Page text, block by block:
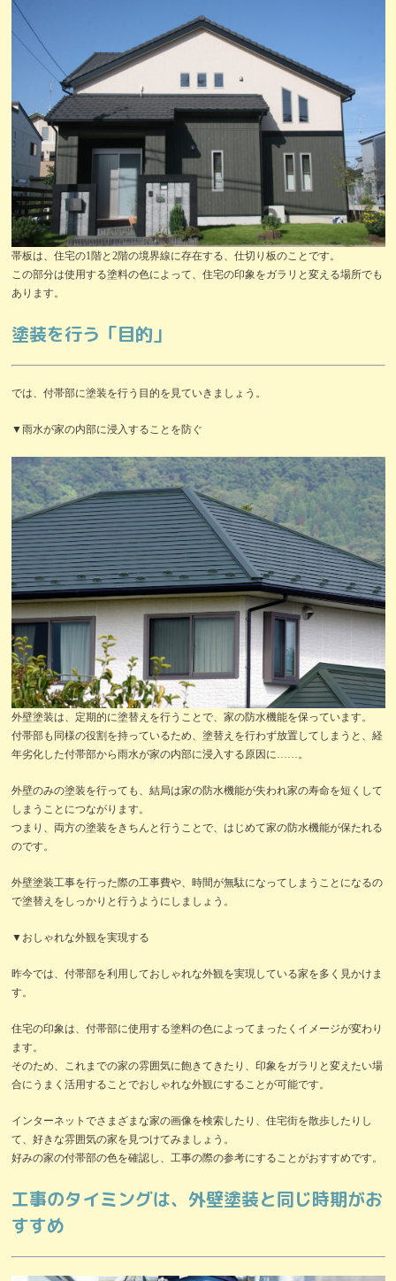
帯板は、住宅の1階と2階の境界線に存在する、仕切り板のことです。
この部分は使用する塗料の色によって、住宅の印象をガラリと変える場所でも
あります。
塗装を行う「目的」
では、付帯部に塗装を行う目的を見ていきましょう。
▼雨水が家の内部に浸入することを防ぐ
外壁塗装は、定期的に塗替えを行うことで、家の防水機能を保っています。
付帯部も同様の役割を持っているため、塗替えを行わず放置してしまうと、経
年劣化した付帯部から雨水が家の内部に浸入する原因に……。
外壁のみの塗装を行っても、結局は家の防水機能が失われ家の寿命を短くして
しまうことにつながります。
つまり、両方の塗装をきちんと行うことで、はじめて家の防水機能が保たれる
のです。
外壁塗装工事を行った際の工事費や、時間が無駄になってしまうことになるの
で塗替えをしっかりと行うようにしましょう。
▼おしゃれな外観を実現する
昨今では、付帯部を利用しておしゃれな外観を実現している家を多く見かけま
す。
住宅の印象は、付帯部に使用する塗料の色によってまったくイメージが変わり
ます。
そのため、これまでの家の雰囲気に飽きてきたり、印象をガラリと変えたい場
合にうまく活用することでおしゃれな外観にすることが可能です。
インターネットでさまざまな家の画像を検索したり、住宅街を散歩したりし
て、好きな雰囲気の家を見つけてみましょう。
好みの家の付帯部の色を確認し、工事の際の参考にすることがおすすめです。
工事のタイミングは、外壁塗装と同じ時期がお
すすめ